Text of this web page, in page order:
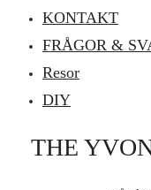
KONTAKT
FRÅGOR &
Resor
DIY
THE